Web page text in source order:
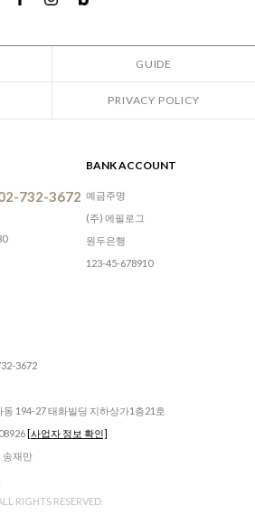
GUIDE
PRIVACY POLICY
732-3672
BANK ACCOUNT
예금주명
(주) 에필로그
원두은행
123-45-678910
3672
동 194-27 태화빌딩 지하상가1층21호
[사업자 정보 확인]
송재만
RIGHTS RESERVED.